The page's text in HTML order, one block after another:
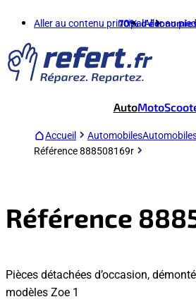
Aller au contenu principalAller au
70%
AutoMoto
Accueil Automobiles
Référence 888508169r
Référence
Pièces détachées d’occasion,
modèles Zoe 1